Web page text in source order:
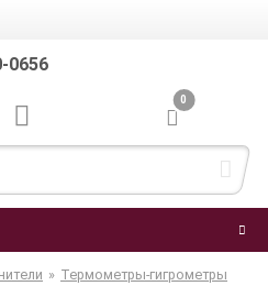
0656
0
» Термометры-гигрометры